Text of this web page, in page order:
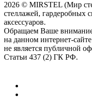
2026 © MIRSTEL (Мир
стеллажей, гардеробных
аксессуаров.
Обращаем Ваше
на данном интернет-
не является публичной
Статьи 437 (2) ГК РФ.